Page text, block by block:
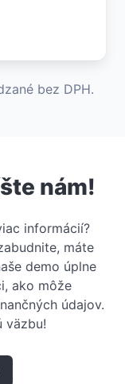
bez DPH.
nám!
informácií?
máte
demo úplne
ako môže
údajov.
väzbu!